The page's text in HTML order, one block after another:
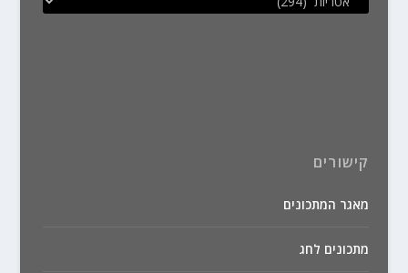
קישורים
מאגר המתכונים
מתכונים לחג